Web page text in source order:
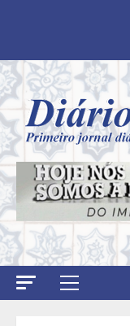
Primary